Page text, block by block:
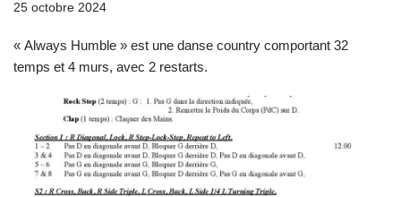
25 octobre 2024
« Always Humble » est une danse country comportant 32
temps et 4 murs, avec 2 restarts.